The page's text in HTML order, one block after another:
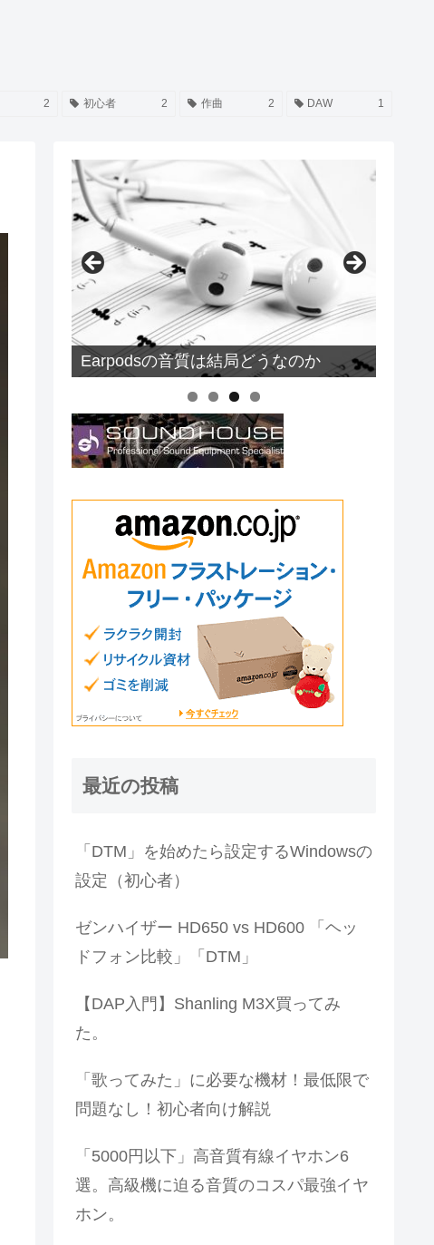
2 初心者 2 作曲 2 DAW 1
【DTM】モニタースピーカー or オー
ディオインターフェース
最近の投稿
「DTM」を始めたら設定するWindowsの
設定（初心者）
ゼンハイザー HD650 vs HD600 「ヘッ
ドフォン比較」「DTM」
【DAP入門】Shanling M3X買ってみ
た。
「歌ってみた」に必要な機材！最低限で
問題なし！初心者向け解説
「5000円以下」高音質有線イヤホン6
選。高級機に迫る音質のコスパ最強イヤ
ホン。